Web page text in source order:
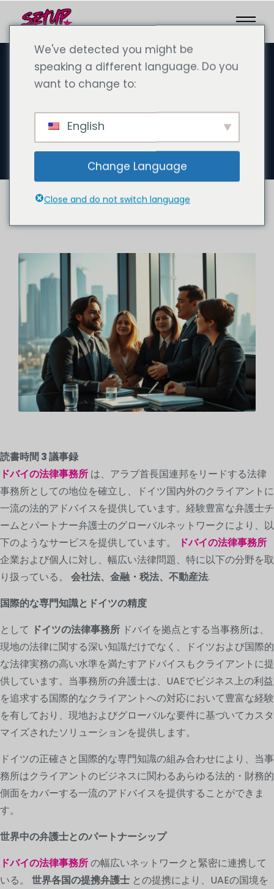
10月 25, 2024
カンツライ・ドバイ：ドバイのド
イツおよび国際法律事務所
読書時間3議事録
ドバイの法律事務所 は、アラブ首長国連邦をリードする法律
事務所としての地位を確立し、ドイツ国内外のクライアントに
一流の法的アドバイスを提供しています。経験豊富な弁護士チ
ームとパートナー弁護士のグローバルネットワークにより、以
下のようなサービスを提供しています。
ドバイの法律事務所
企業および個人に対し、幅広い法律問題、特に以下の分野を取
り扱っている。 会社法、金融・税法、不動産法.
国際的な専門知識とドイツの精度
として ドイツの法律事務所 ドバイを拠点とする当事務所は、
現地の法律に関する深い知識だけでなく、ドイツおよび国際的
な法律実務の高い水準を満たすアドバイスもクライアントに提
供しています。当事務所の弁護士は、UAEでビジネス上の利益
を追求する国際的なクライアントへの対応において豊富な経験
を有しており、現地およびグローバルな要件に基づいてカスタ
マイズされたソリューションを提供します。
ドイツの正確さと国際的な専門知識の組み合わせにより、当事
務所はクライアントのビジネスに関わるあらゆる法的・財務的
側面をカバーする一流のアドバイスを提供することができま
す。
世界中の弁護士とのパートナーシップ
ドバイの法律事務所の幅広いネットワークと緊密に連携して
いる。 世界各国の提携弁護士 との提携により、UAEの国境を
We've detected you might be
speaking a different language. Do you
want to change to:
English
Change Language
Close and do not switch language